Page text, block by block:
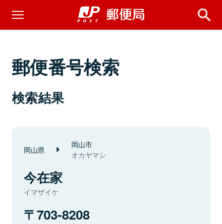
郵便番号検索
検索結果
岡山県 岡山市
オカヤマシ
今在家
イマザイケ
703-8208